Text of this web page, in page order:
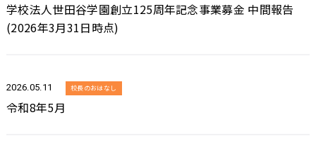
学校法人世田谷学園創立125周年記念事業募金 中間報告
(2026年3月31日時点)
2026.05.11 校長のおはなし
令和8年5月